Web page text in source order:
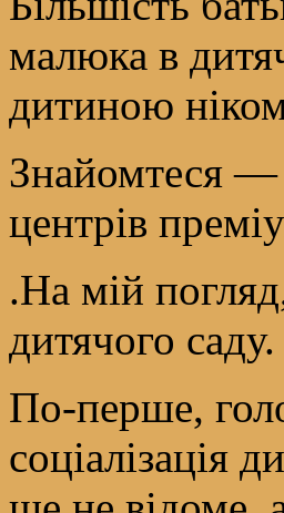
малюка в
дитиною
Знайомтеся —
центрів
.На мій
дитячого саду.
По-перше,
соціалізація